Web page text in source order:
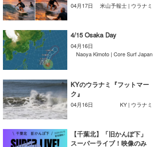
04月17日 米山予報士 | ウラナミ
4/15 Osaka Day
04月16日
Naoya Kimoto | Core Surf Japan
KYのウラナミ『フットマー
ク』
04月16日 KY | ウラナミ
【千葉北】「旧かんぽ下」
スーパーライブ！映像のみ
ライター/寄稿メディア
Core Surf Japan
Naoya Kimoto
mitsuteru Kamio
メディア
SURFMEDIA
波伝説アンバサダー/プロライダー